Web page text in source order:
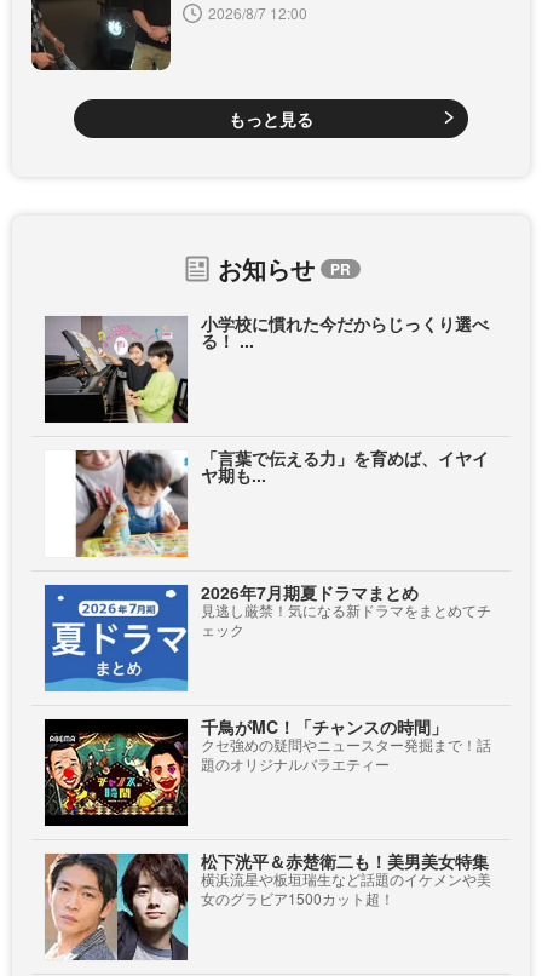
2026/8/7 12:00
もっと見る
お知らせ
小学校に慣れた今だからじっくり選べ
る！ ...
「言葉で伝える力」を育めば、イヤイ
ヤ期も...
2026年7月期夏ドラマまとめ
見逃し厳禁！気になる新ドラマをまとめてチ
ェック
千鳥がMC！「チャンスの時間」
クセ強めの疑問やニュースター発掘まで！話
題のオリジナルバラエティー
松下洸平＆赤楚衛二も！美男美女特集
横浜流星や板垣瑞生など話題のイケメンや美
女のグラビア1500カット超！